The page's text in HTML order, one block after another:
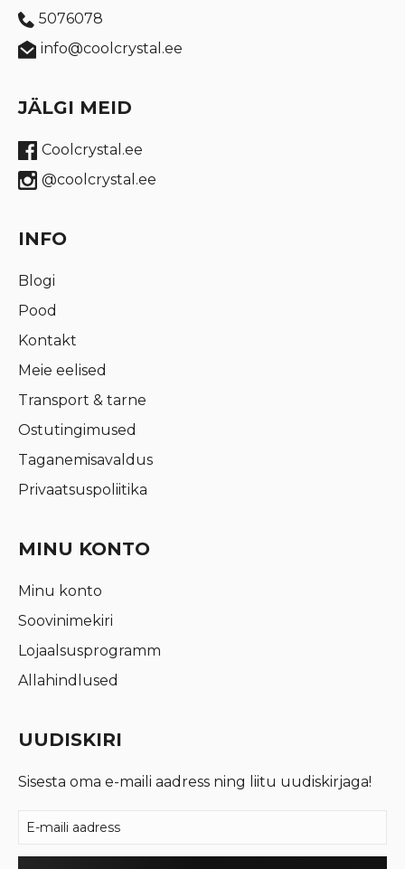
5076078
info@coolcrystal.ee
JÄLGI MEID
Coolcrystal.ee
@coolcrystal.ee
INFO
Blogi
Pood
Kontakt
Meie eelised
Transport & tarne
Ostutingimused
Taganemisavaldus
Privaatsuspoliitika
MINU KONTO
Minu konto
Soovinimekiri
Lojaalsusprogramm
Allahindlused
UUDISKIRI
Sisesta oma e-maili aadress ning liitu uudiskirjaga!